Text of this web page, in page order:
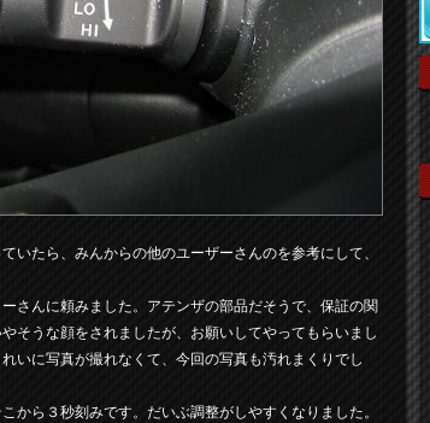
いたら、みんからの他のユーザーさんのを参考にして、
さんに頼みました。アテンザの部品だそうで、保証の関
そうな顔をされましたが、お願いしてやってもらいまし
いに写真が撮れなくて、今回の写真も汚れまくりでし
から３秒刻みです。だいぶ調整がしやすくなりました。